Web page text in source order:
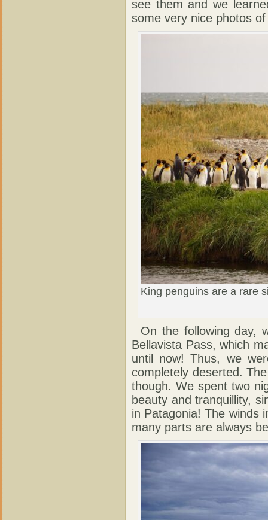
see them and we
some very nice photos
King penguins are a rare
On the following day,
Bellavista Pass, which
until now! Thus, we
completely deserted.
though. We spent two
beauty and tranquillity,
in Patagonia! The winds
many parts are always